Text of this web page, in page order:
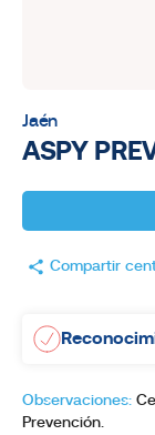
Jaén
ASPY
Compartir
Observaciones:
Prevención.